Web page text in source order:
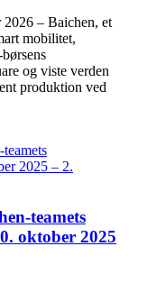
– Baichen, et
mobilitet,
og viste verden
produktion ved
teamets
oktober 2025